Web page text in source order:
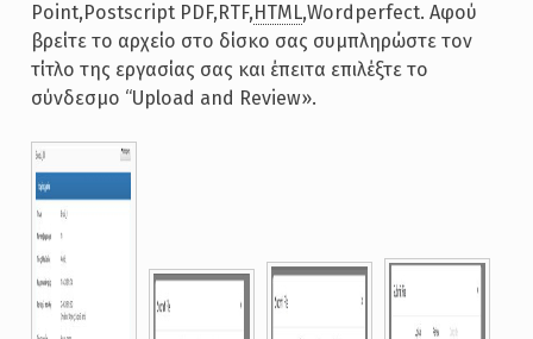
Point,Postscript PDF,RTF, HTML,Wordperfect. Αφού
βρείτε το αρχείο στο δίσκο σας συμπληρώστε τον
τίτλο της εργασίας σας και έπειτα επιλέξτε το
σύνδεσμο “Upload and Review».